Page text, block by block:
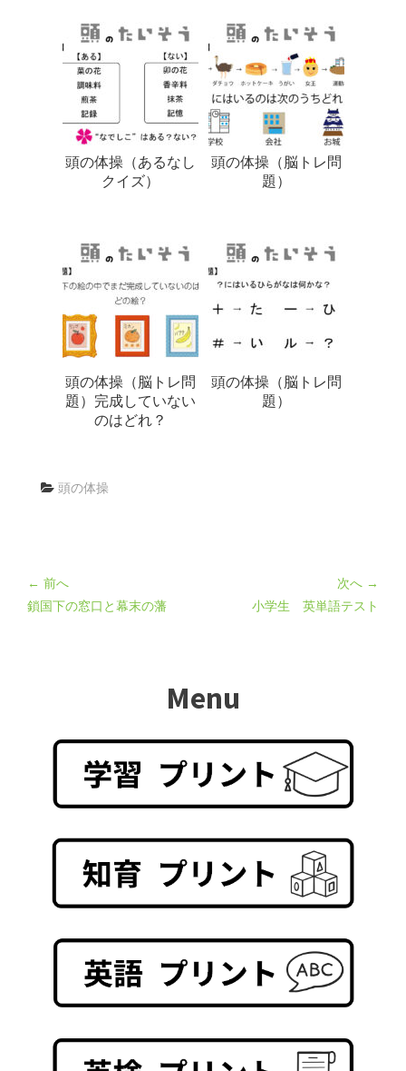
頭の体操（あるなし
クイズ）
頭の体操（脳トレ問
題）
頭の体操（脳トレ問
題）完成していない
のはどれ？
頭の体操（脳トレ問
題）
頭の体操
← 前へ
鎖国下の窓口と幕末の藩
次へ →
小学生 英単語テスト
Menu